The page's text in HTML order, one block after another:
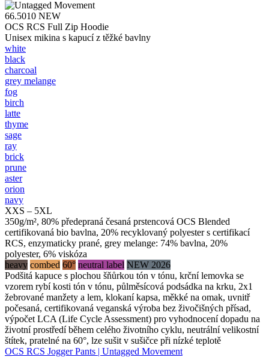
66.5010 NEW
OCS RCS Full Zip Hoodie
Unisex mikina s kapucí z těžké bavlny
white
black
charcoal
grey melange
fog
birch
latte
thyme
sage
ray
brick
prune
aster
orion
navy
XXS – 5XL
350g/m², 80% předepraná česaná prstencová OCS Blended
certifikovaná bio bavlna, 20% recyklovaný polyester s certifikací
RCS, enzymaticky prané, grey melange: 74% bavlna, 20%
polyester, 6% viskóza
heavy combed 60° neutral label NEW 2026
Podšitá kapuce s plochou šňůrkou tón v tónu, krční lemovka se
vzorem rybí kosti tón v tónu, půlměsícová podsádka na krku, 2x1
žebrované manžety a lem, klokaní kapsa, měkké na omak, uvnitř
počesaná, certifikovaná veganská výroba bez živočišných přísad,
výpočet LCA (Life Cycle Assessment) pro vyhodnocení dopadu na
životní prostředí během celého životního cyklu, neutrální velikostní
štítek, pratelné na 60°, lze sušit v sušičce při nízké teplotě
OCS RCS Jogger Pants | Untagged Movement